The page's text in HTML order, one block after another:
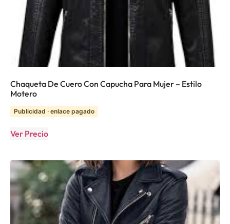
Chaqueta De Cuero Con Capucha Para Mujer – Estilo
Motero
Publicidad · enlace pagado
Ver Precio